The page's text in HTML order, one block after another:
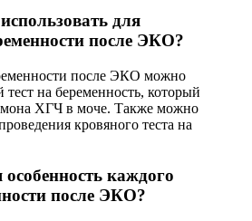
для
после ЭКО?
после ЭКО можно
на беременность, который
ХГЧ в моче. Также можно
кровяного теста на
каждого
после ЭКО?